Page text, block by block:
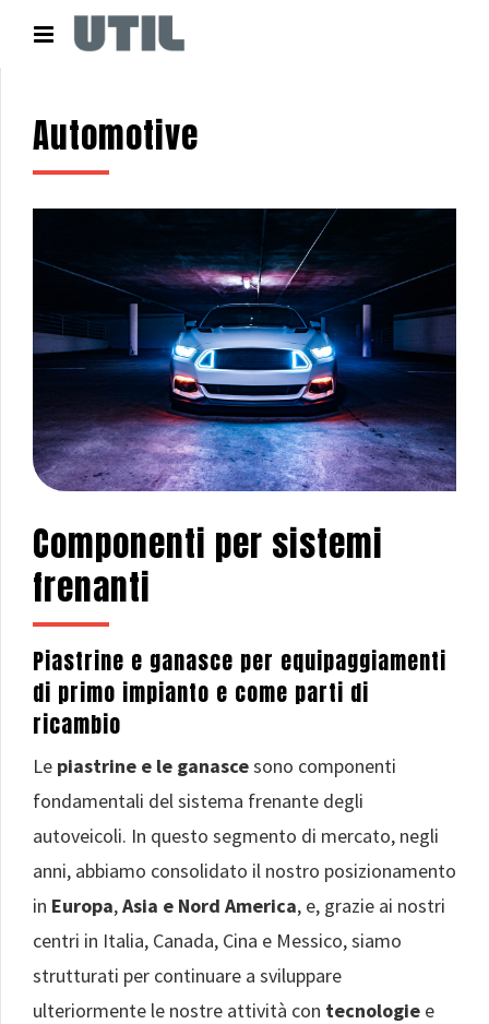
Automotive
Componenti per sistemi
frenanti
Piastrine e ganasce per equipaggiamenti
di primo impianto e come parti di
ricambio
Le piastrine e le ganascesono componenti
fondamentali del sistema frenante degli
autoveicoli. In questo segmento di mercato, negli
anni, abbiamo consolidato il nostro posizionamento
in Europa,Asia e Nord America, e, grazie ai nostri
centri in Italia, Canada, Cina e Messico, siamo
strutturati per continuare a sviluppare
ulteriormente le nostre attività con tecnologie e